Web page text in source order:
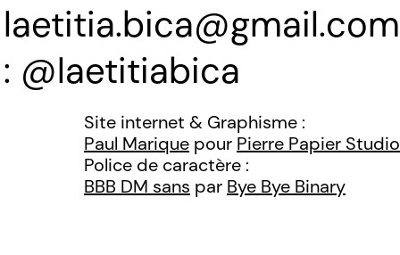
laetitia.bica@gmail.com
@laetitiabica
Site internet & Graphisme :
Paul Marique pour Pierre Papier Studio
Police de caractère :
BBB DM sans par Bye Bye Binary